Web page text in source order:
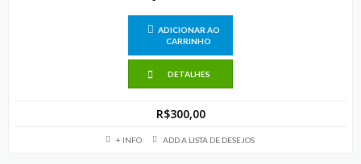
ADICIONAR AO
CARRINHO
DETALHES
R$300,00
+ INFO ADD A LISTA DE DESEJOS